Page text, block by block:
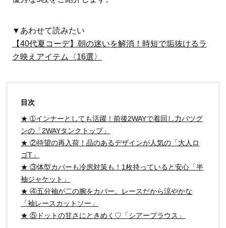
▼あわせて読みたい
【40代夏コーデ】朝の迷いを解消！時短で垢抜けるラ
ク映えアイテム〈16選〉
目次
★ ➀インナーとしても活躍！前後2WAYで着回し力バツグ
ンの「2WAYタンクトップ」
★ ②待望の再入荷！品のあるデザインが人気の「大人ロ
ゴT」
★ ③体型カバーも冷房対策も！1枚持っていると安心「半
袖ジャケット」
★ ④五分袖が二の腕をカバー。レースだから涼やかな
「袖レースカットソー」
★ ⑤ドットの甘さにときめく♡「シアーブラウス」